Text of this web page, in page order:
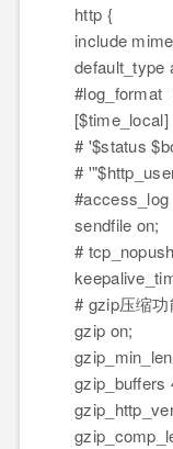
http {
include
default_type
# '$status
#
sendfile on;
#
# gzip压缩功
gzip on;
gzip_buffers